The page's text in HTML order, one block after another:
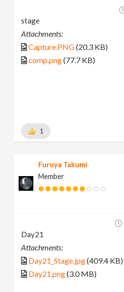
stage
Attachments:
Capture.PNG(20.3 KB)
comp.png(77.7 KB)
1
Furuya Takumi
Member
Day21
Attachments:
Day21_Stage.jpg(409.4 KB)
Day21.png(3.0 MB)